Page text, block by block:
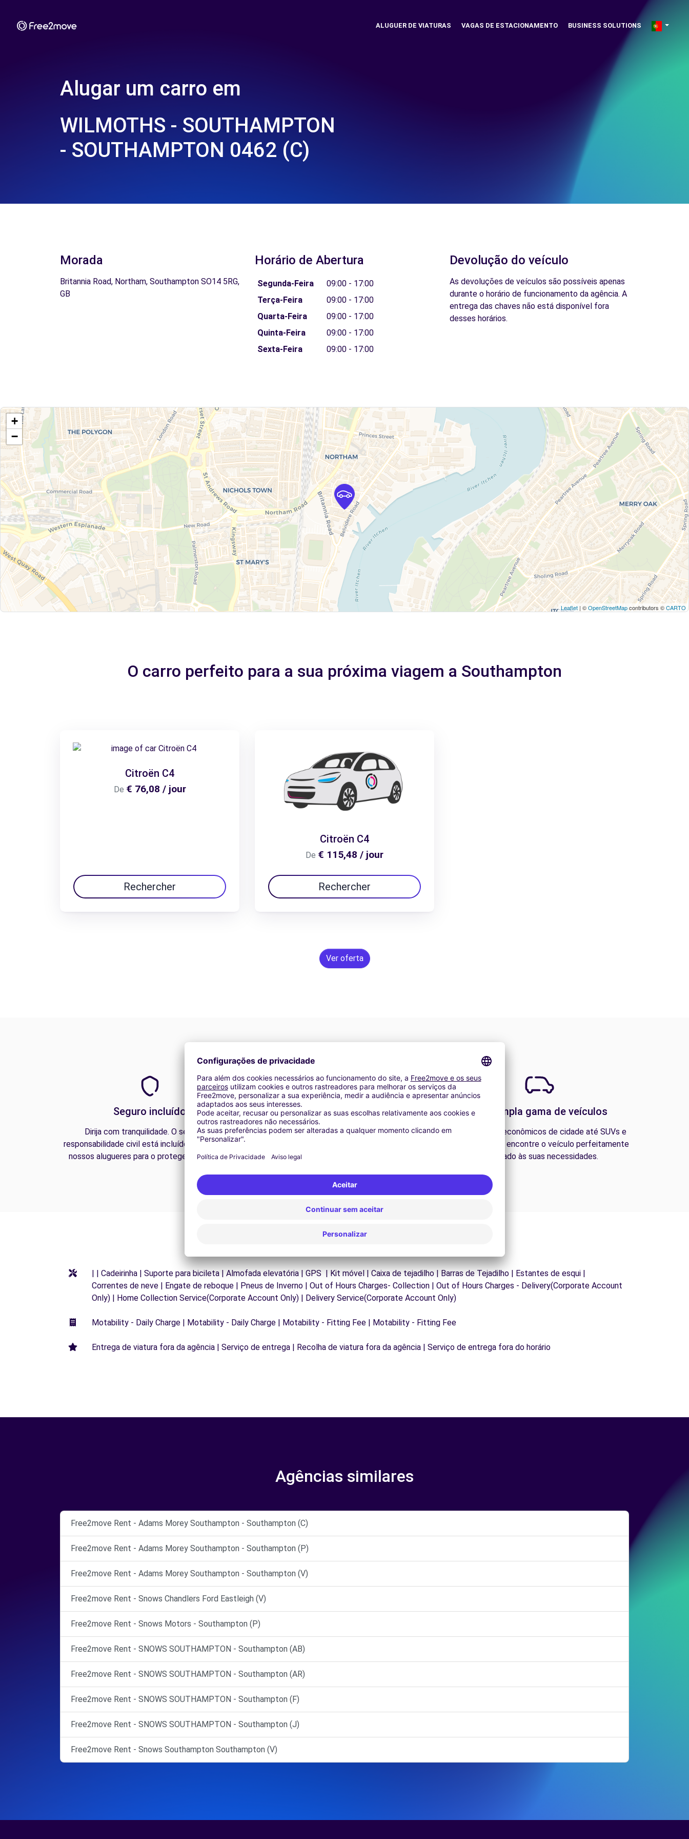
ALUGUER DE VIATURAS VAGAS DE ESTACIONAMENTO BUSINESS SOLUTIONS
Alugar um carro em
WILMOTHS - SOUTHAMPTON
- SOUTHAMPTON 0462 (C)
Morada
Britannia Road, Northam, Southampton SO14 5RG,
GB
Horário de Abertura
Segunda-Feira
09:00 - 17:00
Terça-Feira
09:00 - 17:00
Quarta-Feira
09:00 - 17:00
Quinta-Feira
09:00 - 17:00
Sexta-Feira
09:00 - 17:00
Devolução do veículo
As devoluções de veículos são possíveis apenas
durante o horário de funcionamento da agência. A
entrega das chaves não está disponível fora
desses horários.
+
−
Leaflet | ©OpenStreetMapcontributors ©CARTO
O carro perfeito para a sua próxima viagem a Southampton
Citroën C4
De € 76,08 / jour
Rechercher
Citroën C4
De € 115,48 / jour
Rechercher
Ver oferta
Seguro incluído
Dirija com tranquilidade. O seguro de
responsabilidade civil está incluído em todos os
nossos alugueres para o proteger na estrada.
Assistência 24/7
Problemas na estrada? O nosso serviço de apoio
uma viagem ininterrupta.
Uma ampla gama de veículos
Desde carros econômicos de cidade até SUVs e
vans familiares, encontre o veículo perfeitamente
adequado às suas necessidades.
| | Cadeirinha | Suporte para bicileta | Almofada elevatória | GPS | Kit móvel | Caixa de tejadilho | Barras de Tejadilho | Estantes de esqui |
Correntes de neve | Engate de reboque | Pneus de Inverno | Out of Hours Charges- Collection | Out of Hours Charges - Delivery(Corporate Account
Only) | Home Collection Service(Corporate Account Only) | Delivery Service(Corporate Account Only)
Motability - Daily Charge | Motability - Daily Charge | Motability - Fitting Fee | Motability - Fitting Fee
Entrega de viatura fora da agência | Serviço de entrega | Recolha de viatura fora da agência | Serviço de entrega fora do horário
Agências similares
Free2move Rent - Adams Morey Southampton - Southampton (C)
Free2move Rent - Adams Morey Southampton - Southampton (P)
Free2move Rent - Adams Morey Southampton - Southampton (V)
Free2move Rent - Snows Chandlers Ford Eastleigh (V)
Free2move Rent - Snows Motors - Southampton (P)
Free2move Rent - SNOWS SOUTHAMPTON - Southampton (AB)
Free2move Rent - SNOWS SOUTHAMPTON - Southampton (AR)
Free2move Rent - SNOWS SOUTHAMPTON - Southampton (F)
Free2move Rent - SNOWS SOUTHAMPTON - Southampton (J)
Free2move Rent - Snows Southampton Southampton (V)